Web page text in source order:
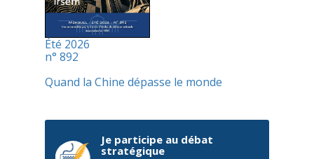
Été 2026
n° 892
Quand la Chine dépasse le monde
Je participe au débat
stratégique